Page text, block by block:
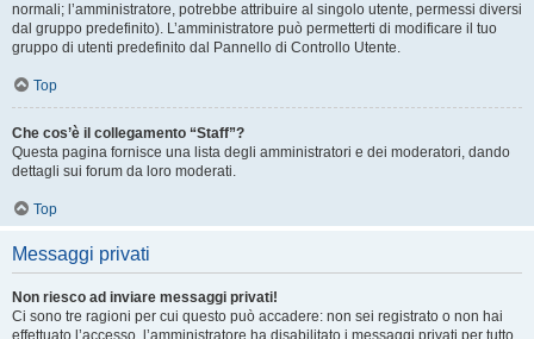
normali; l’amministratore, potrebbe attribuire al singolo utente, permessi diversi
dal gruppo predefinito). L’amministratore può permetterti di modificare il tuo
gruppo di utenti predefinito dal Pannello di Controllo Utente.
Top
Che cos’è il collegamento “Staff”?
Questa pagina fornisce una lista degli amministratori e dei moderatori, dando
dettagli sui forum da loro moderati.
Top
Messaggi privati
Non riesco ad inviare messaggi privati!
Ci sono tre ragioni per cui questo può accadere: non sei registrato o non hai
effettuato l’accesso, l’amministratore ha disabilitato i messaggi privati per tutto